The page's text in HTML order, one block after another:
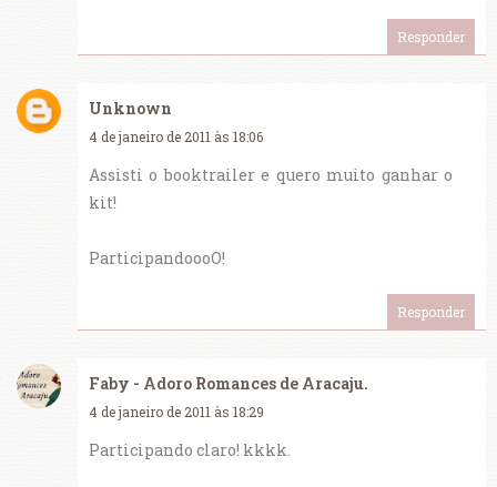
Responder
Unknown
4 de janeiro de 2011 às 18:06
Assisti o booktrailer e quero muito ganhar o
kit!
ParticipandoooO!
Responder
Faby - Adoro Romances de Aracaju.
4 de janeiro de 2011 às 18:29
Participando claro! kkkk.